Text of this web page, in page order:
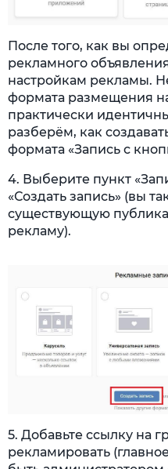
После того, как вы
рекламного
настройкам рекламы.
формата размещения
практически
разберём, как
формата «Запись с
4. Выберите пункт
«Создать запись» (вы
существующую
рекламу).
5. Добавьте ссылку на
рекламировать